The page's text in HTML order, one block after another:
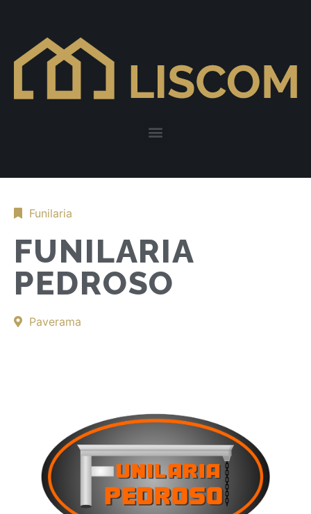
Funilaria
FUNILARIA
PEDROSO
Paverama